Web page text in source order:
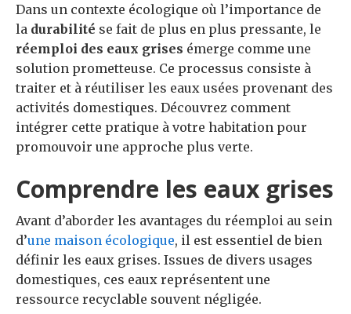
Dans un contexte écologique où l’importance de
la durabilité se fait de plus en plus pressante, le
réemploi des eaux grises émerge comme une
solution prometteuse. Ce processus consiste à
traiter et à réutiliser les eaux usées provenant des
activités domestiques. Découvrez comment
intégrer cette pratique à votre habitation pour
promouvoir une approche plus verte.
Comprendre les eaux grises
Avant d’aborder les avantages du réemploi au sein
d’une maison écologique, il est essentiel de bien
définir les eaux grises. Issues de divers usages
domestiques, ces eaux représentent une
ressource recyclable souvent négligée.